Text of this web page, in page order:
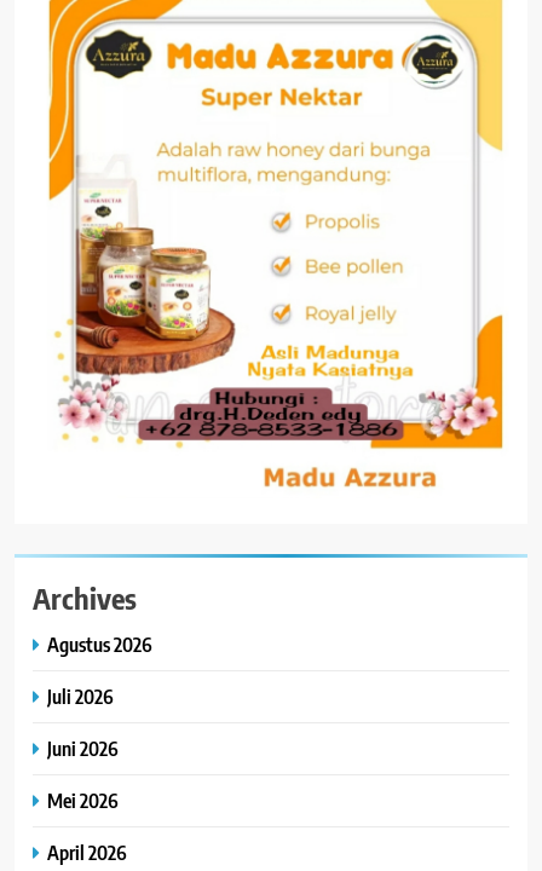
Archives
Agustus 2026
Juli 2026
Juni 2026
Mei 2026
April 2026